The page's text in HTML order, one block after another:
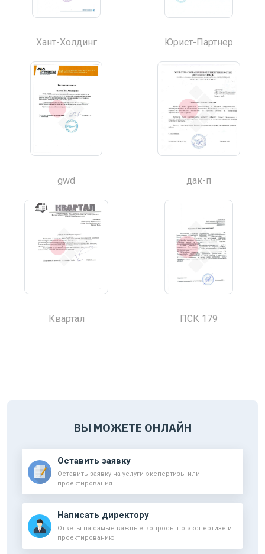
ВЫ МОЖЕТЕ ОНЛАЙН
Оставить заявку
Оставить заявку на услуги экспертизы или
проектирования
Написать директору
Ответы на самые важные вопросы по экспертизе и
проектированию
Хант-Холдинг Юрист-Партнер
gwd дак-п
Квартал ПСК 179